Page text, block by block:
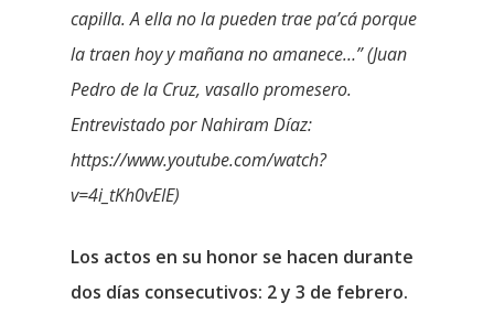
capilla. A ella no la pueden trae pa’cá porque
la traen hoy y mañana no amanece…” (Juan
Pedro de la Cruz, vasallo promesero.
Entrevistado por Nahiram Díaz:
https://www.youtube.com/watch?
v=4i_tKh0vEIE)
Los actos en su honor se hacen durante
dos días consecutivos: 2 y 3 de febrero.